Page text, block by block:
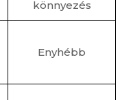
könnyezés
Enyhébb